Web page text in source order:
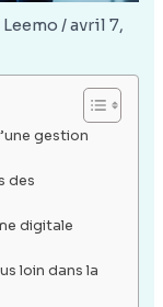
/avril 7,
gestion
des
digitale
loin dans la